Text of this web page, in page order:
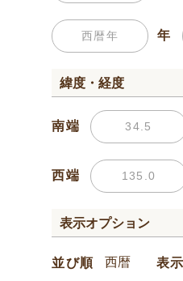
年
緯度・経度
南端
西端
表示オプション
並び順 表